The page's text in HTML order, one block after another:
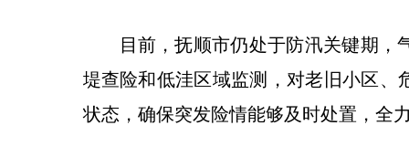
目前，抚顺市仍处于防汛关键期
堤查险和低洼区域监测，对老旧小区
状态，确保突发险情能够及时处置，全